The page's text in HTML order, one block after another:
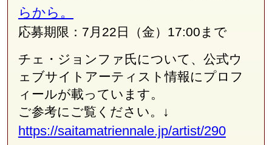
らから 。
応募期限：7月22日（金）17:00まで
チェ・ジョンファ氏について、公式ウ
ェブサイトアーティスト情報にプロフ
ィールが載っています。
ご参考にご覧ください。↓
https://saitamatriennale.jp/artist/290